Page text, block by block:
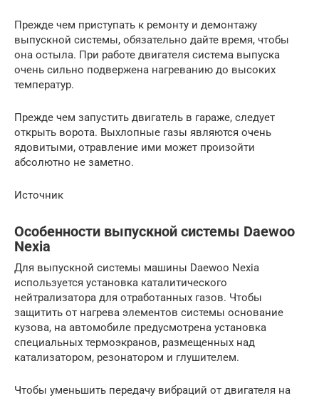
Прежде чем приступать к ремонту и демонтажу
выпускной системы, обязательно дайте время, чтобы
она остыла. При работе двигателя система выпуска
очень сильно подвержена нагреванию до высоких
температур.
Прежде чем запустить двигатель в гараже, следует
открыть ворота. Выхлопные газы являются очень
ядовитыми, отравление ими может произойти
абсолютно не заметно.
Источник
Особенности выпускной системы Daewoo
Nexia
Для выпускной системы машины Daewoo Nexia
используется установка каталитического
нейтрализатора для отработанных газов. Чтобы
защитить от нагрева элементов системы основание
кузова, на автомобиле предусмотрена установка
специальных термоэкранов, размещенных над
катализатором, резонатором и глушителем.
Чтобы уменьшить передачу вибраций от двигателя на